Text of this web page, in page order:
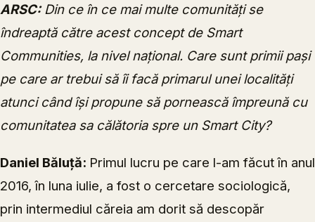
ARSC:Din ce în ce mai multe comunități se
îndreaptă către acest concept de Smart
Communities, la nivel național. Care sunt primii pași
pe care ar trebui să îi facă primarul unei localități
atunci când își propune să pornească împreună cu
comunitatea sa călătoria spre un Smart City?
Daniel Băluță: Primul lucru pe care l-am făcut în anul
2016, în luna iulie, a fost o cercetare sociologică,
prin intermediul căreia am dorit să descopăr